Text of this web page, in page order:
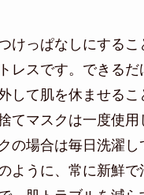
けっぱなしにするこ
レスです。できるだ
して肌を休ませるこ
てマスクは一度使用
の場合は毎日洗濯し
ように、常に新鮮で